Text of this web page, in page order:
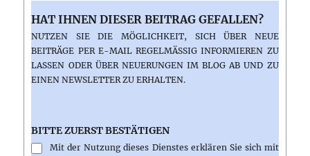
HAT IHNEN DIESER BEITRAG GEFALLEN?
NUTZEN SIE DIE MÖGLICHKEIT, SICH ÜBER NEUE
BEITRÄGE PER E-MAIL REGELMÄSSIG INFORMIEREN ZU L
ASSEN ODER ÜBER NEUERUNGEN IM BLOG AB UND ZU E
INEN NEWSLETTER ZU ERHALTEN.
BITTE ZUERST BESTÄTIGEN
Mit der Nutzung dieses Dienstes erklären Sie sich mit